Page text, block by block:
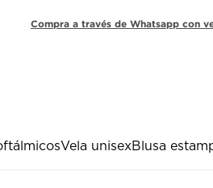
Compra a través de Whatsapp con
Vela unisexBlusa